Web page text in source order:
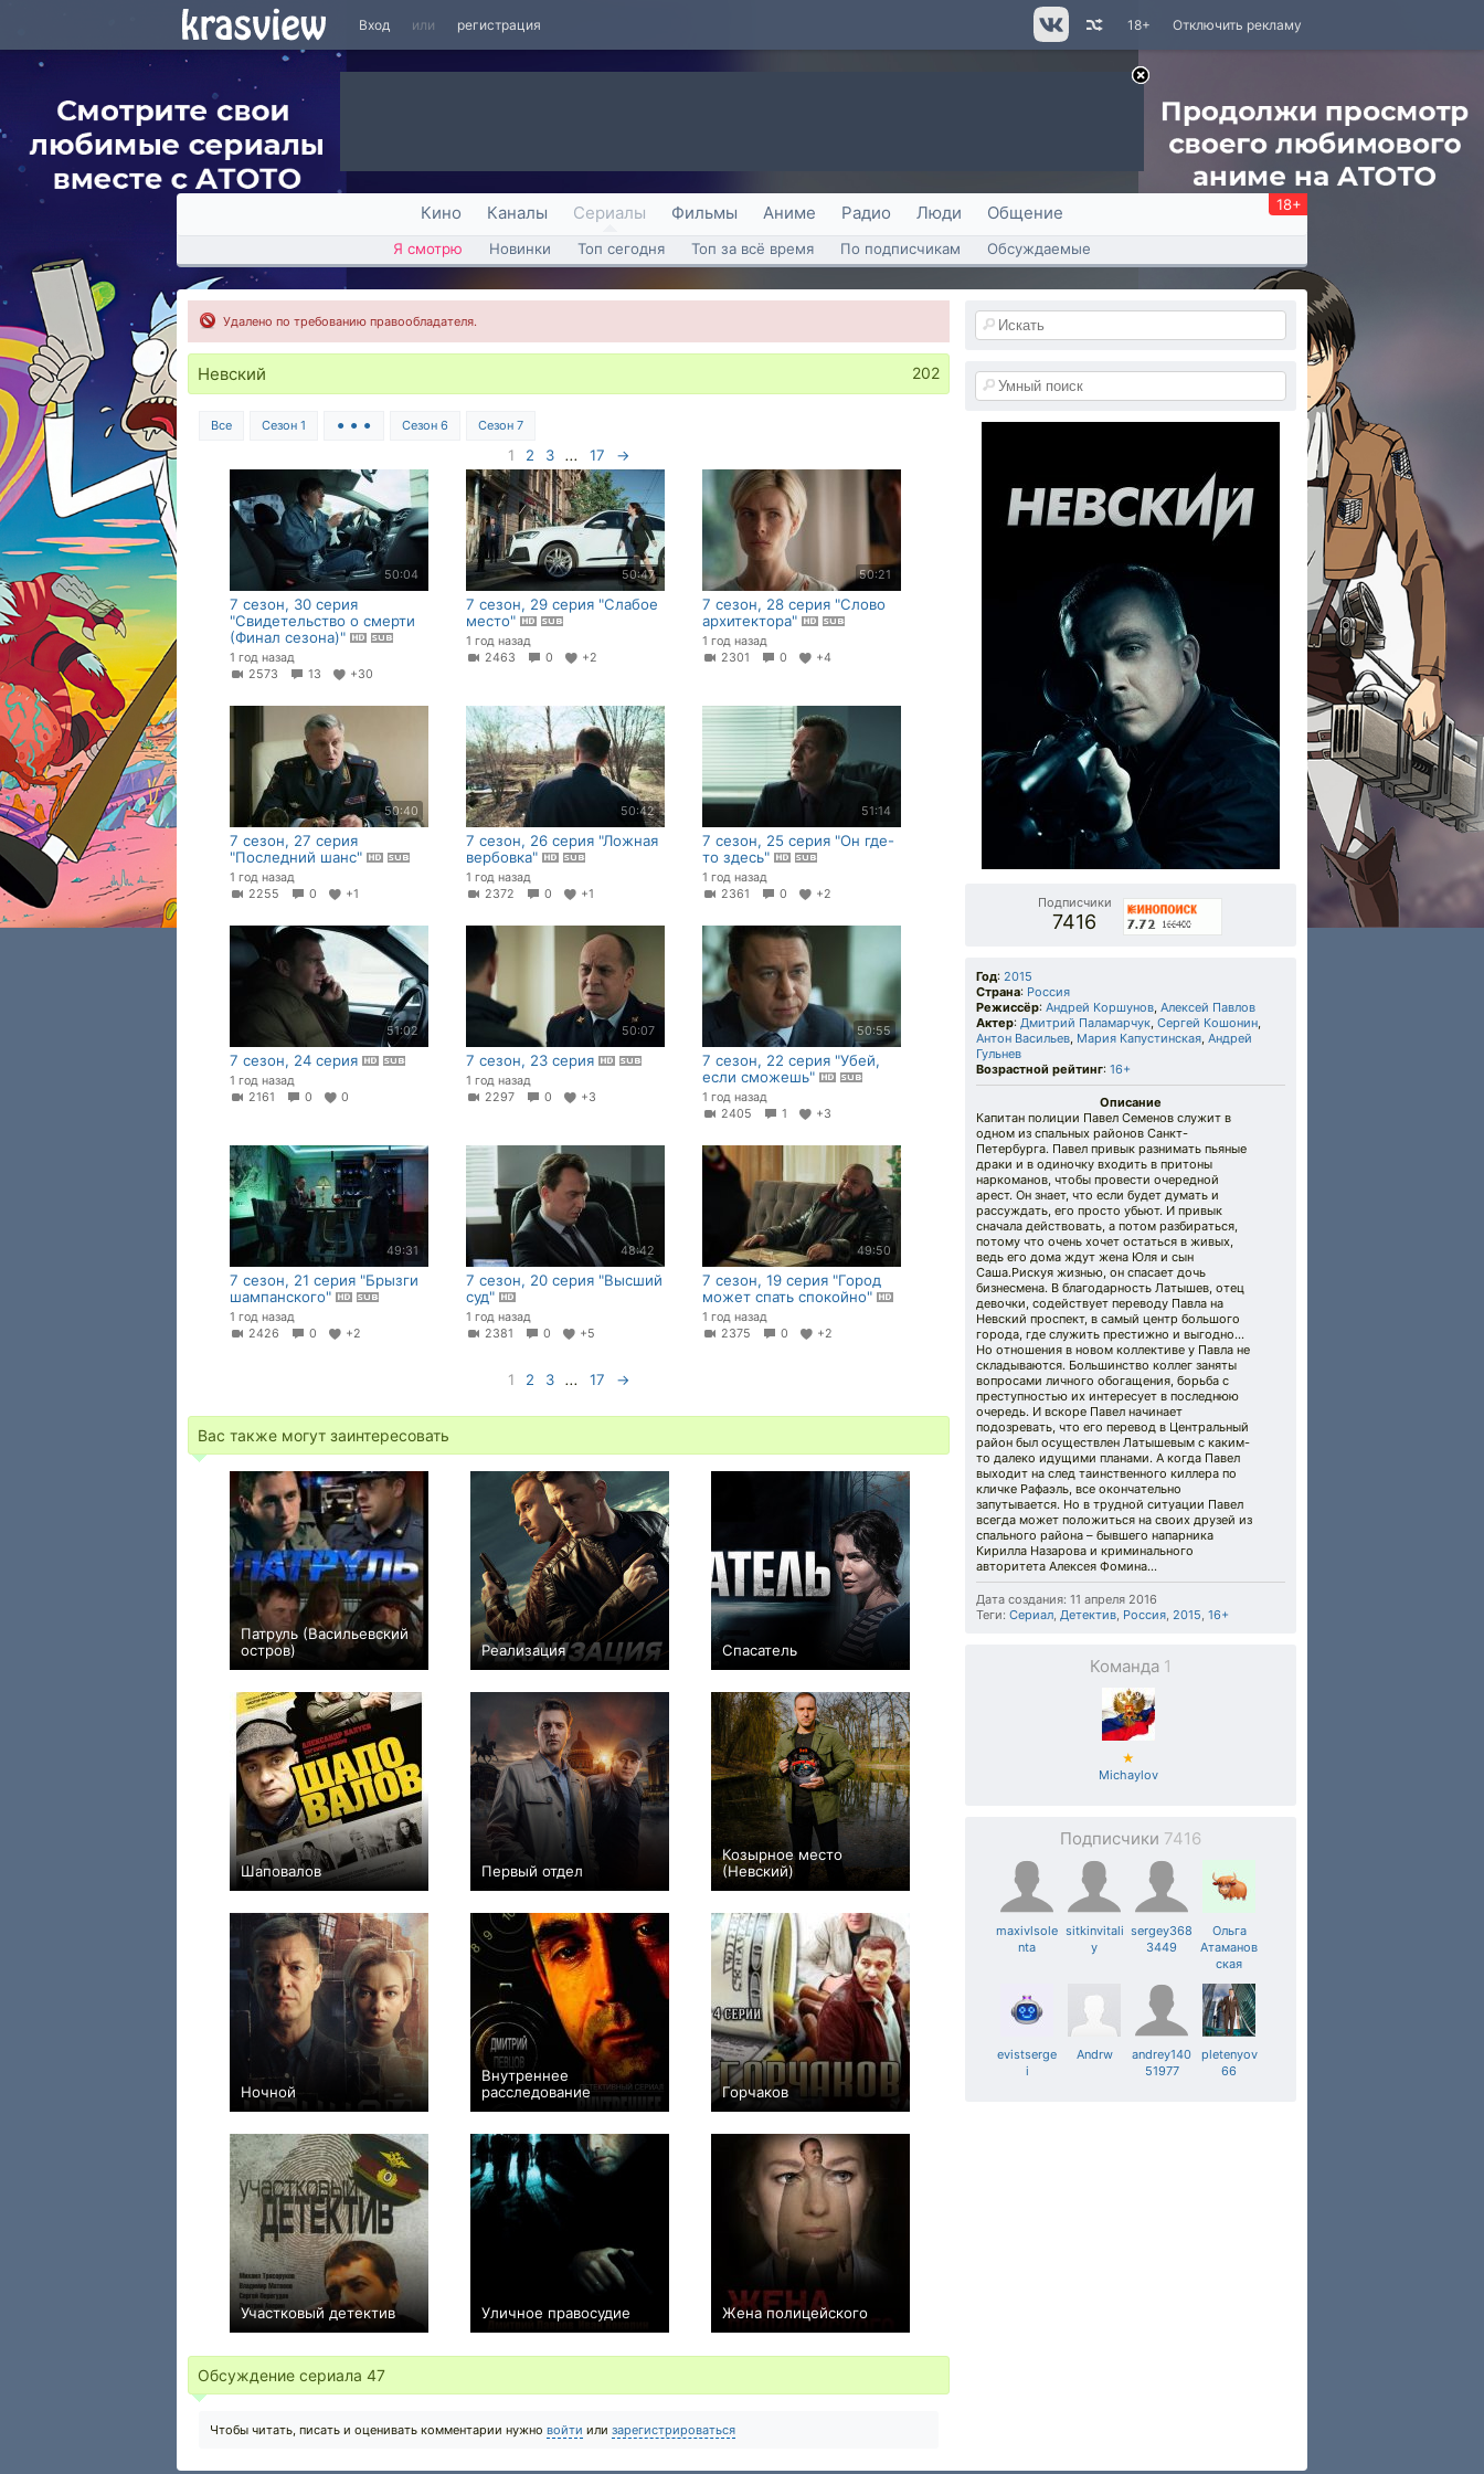
Вход или регистрация Отключить рекламу
18+
Кино Каналы Сериалы Фильмы Аниме Радио Люди Общение 18+
Я смотрю Новинки Топ сегодня Топ за всё время По подписчикам Обсуждаемые
Удалено по требованию правообладателя.
Невский 202
Все Сезон 1 ⚫ ⚫ ⚫ Сезон 6 Сезон 7
1 2 3 ... 17 →
50:04
7 сезон, 30 серия
"Свидетельство о смерти
(Финал сезона)"
1 год назад
2573
13 +30
50:47
7 сезон, 29 серия "Слабое
место"
1 год назад
2463
0 +2
50:21
7 сезон, 28 серия "Слово
архитектора"
1 год назад
2301
0 +4
50:40
7 сезон, 27 серия
"Последний шанс"
1 год назад
2255
0 +1
50:42
7 сезон, 26 серия "Ложная
вербовка"
1 год назад
2372
0 +1
51:14
7 сезон, 25 серия "Он где-
то здесь"
1 год назад
2361
0 +2
51:02
7 сезон, 24 серия
1 год назад
2161
0 0
50:07
7 сезон, 23 серия
1 год назад
2297
0 +3
50:55
7 сезон, 22 серия "Убей,
если сможешь"
1 год назад
2405
1 +3
49:31
7 сезон, 21 серия "Брызги
шампанского"
1 год назад
2426
0 +2
48:42
7 сезон, 20 серия "Высший
суд"
1 год назад
2381
0 +5
49:50
7 сезон, 19 серия "Город
может спать спокойно"
1 год назад
2375
0 +2
1 2 3 ... 17 →
Вас также могут заинтересовать
Патруль (Васильевский
остров)
+4 20 69
Реализация
+135 48 1774
Спасатель
−3 4 234
Шаповалов
+3 16 168
Первый отдел
+985 114 6307
Козырное место
(Невский)
−3 30 67
Ночной
+12 12 851
Внутреннее
расследование
+20 16 471
Горчаков
0 4 68
Участковый детектив
−1 72 54
Уличное правосудие
+1 11 240
Жена полицейского
+8 16 178
Обсуждение сериала 47
Чтобы читать, писать и оценивать комментарии нужно войти или зарегистрироваться
Подписчики
7416
Год: 2015
Страна: Россия
Режиссёр: Андрей Коршунов, Алексей Павлов
Актер: Дмитрий Паламарчук, Сергей Кошонин,
Антон Васильев, Мария Капустинская, Андрей
Гульнев
Возрастной рейтинг: 16+
Описание
Капитан полиции Павел Семенов служит в
одном из спальных районов Санкт-
Петербурга. Павел привык разнимать пьяные
драки и в одиночку входить в притоны
наркоманов, чтобы провести очередной
арест. Он знает, что если будет думать и
рассуждать, его просто убьют. И привык
сначала действовать, а потом разбираться,
потому что очень хочет остаться в живых,
ведь его дома ждут жена Юля и сын
Саша.Рискуя жизнью, он спасает дочь
бизнесмена. В благодарность Латышев, отец
девочки, содействует переводу Павла на
Невский проспект, в самый центр большого
города, где служить престижно и выгодно…
Но отношения в новом коллективе у Павла не
складываются. Большинство коллег заняты
вопросами личного обогащения, борьба с
преступностью их интересует в последнюю
очередь. И вскоре Павел начинает
подозревать, что его перевод в Центральный
район был осуществлен Латышевым с каким-
то далеко идущими планами. А когда Павел
выходит на след таинственного киллера по
кличке Рафаэль, все окончательно
запутывается. Но в трудной ситуации Павел
всегда может положиться на своих друзей из
спального района – бывшего напарника
Кирилла Назарова и криминального
авторитета Алексея Фомина...
Дата создания: 11 апреля 2016
Теги: Сериал, Детектив, Россия, 2015, 16+
Команда 1
★
Michaylov
Подписчики 7416
maxivlsole
nta
sitkinvitali
y
sergey368
3449
Ольга
Атаманов
ская
evistserge
i
Andrw
andrey140
51977
pletenyov
66